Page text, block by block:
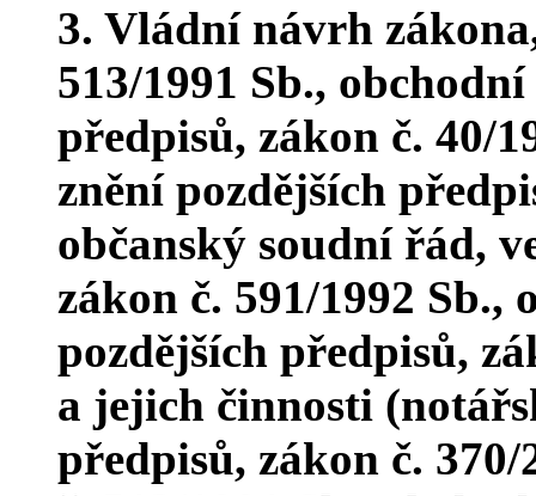
3. Vládní návrh
513/1991 Sb.,
předpisů, zákon č. 40/
znění pozdějších
občanský soudní řád,
zákon č. 591/1992 Sb.,
pozdějších předpisů,
a jejich činnosti
předpisů, zákon č.